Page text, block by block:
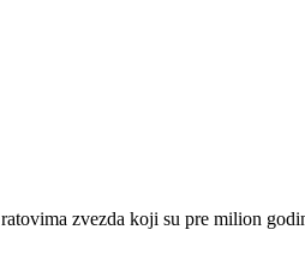
zvezda koji su pre milion